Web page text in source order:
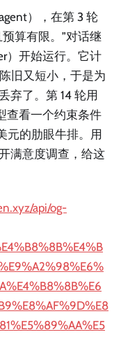
），在第 3 轮
算有限。”对话继
）开始运行。它计
旧又短小，于是为
弃了。第 14 轮用
查看一个约束条件
元的肋眼牛排。用
满意度调查，给这
api/og-